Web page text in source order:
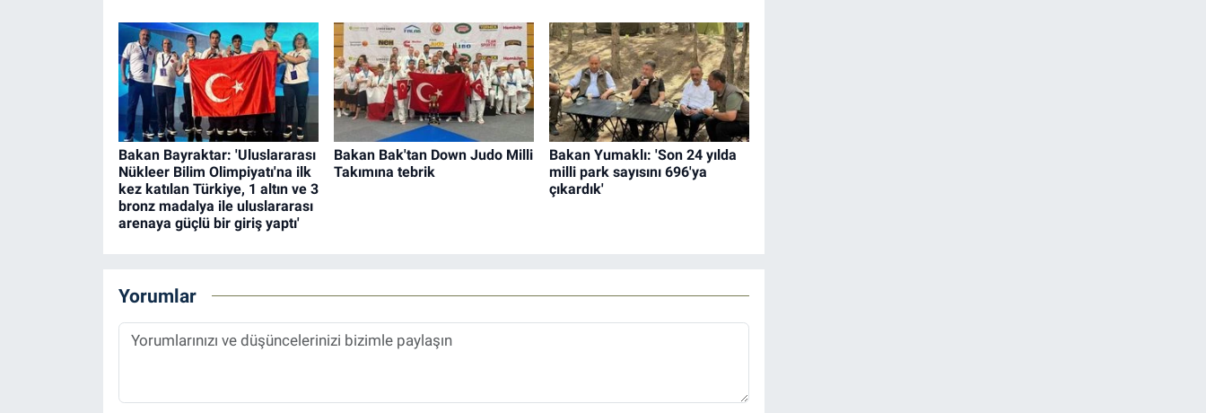
Bakan Bayraktar: 'Uluslararası
Nükleer Bilim Olimpiyatı'na ilk
kez katılan Türkiye, 1 altın ve 3
bronz madalya ile uluslararası
arenaya güçlü bir giriş yaptı'
Bakan Bak'tan Down Judo Milli
Takımına tebrik
Bakan Yumaklı: 'Son 24 yılda
milli park sayısını 696'ya
çıkardık'
Yorumlar